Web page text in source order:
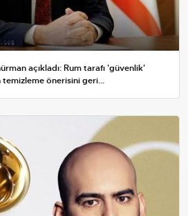
açıkladı: Rum tarafı 'güvenlik'
temizleme önerisini geri...